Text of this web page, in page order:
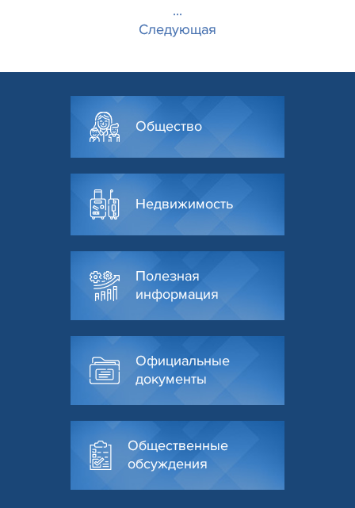
...
Следующая
Общество
Недвижимость
Полезная
информация
Официальные
документы
Общественные
обсуждения